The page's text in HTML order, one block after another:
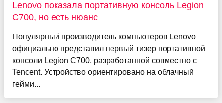
Lenovo показала портативную консоль Legion
C700, но есть нюанс
Популярный производитель компьютеров Lenovo
официально представил первый тизер портативной
консоли Legion C700, разработанной совместно с
Tencent. Устройство ориентировано на облачный
гейми...